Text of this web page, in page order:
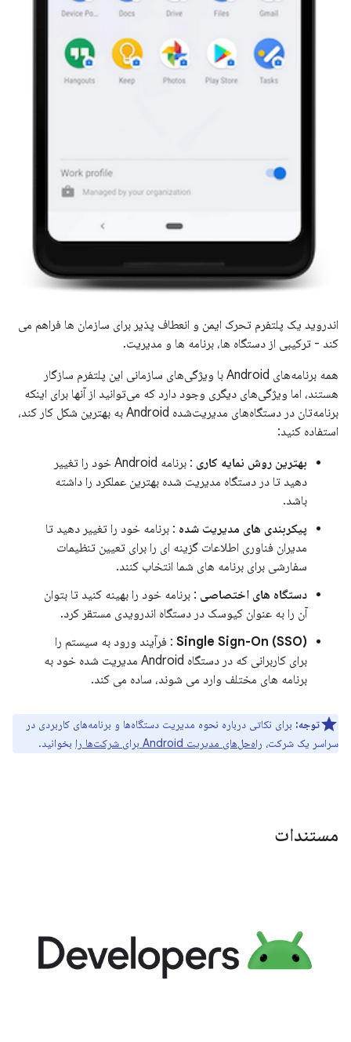
اندروید یک پلتفرم تحرک ایمن و انعطاف پذیر برای سازمان ها فراهم می
کند - ترکیبی از دستگاه ها، برنامه ها و مدیریت.
همه برنامه‌های Android با ویژگی‌های سازمانی این پلتفرم سازگار
هستند، اما ویژگی‌های دیگری وجود دارد که می‌توانید از آنها برای اینکه
برنامه‌تان در دستگاه‌های مدیریت‌شده Android به بهترین شکل کار کند،
استفاده کنید:
بهترین روش نمایه کاری
: برنامه Android خود را تغییر
دهید تا در دستگاه مدیریت شده بهترین عملکرد را داشته
باشد.
پیکربندی های مدیریت شده : برنامه خود را تغییر دهید تا
مدیران فناوری اطلاعات گزینه ای را برای تعیین تنظیمات
سفارشی برای برنامه های شما انتخاب کنند.
دستگاه های اختصاصی : برنامه خود را بهینه کنید تا بتوان
آن را به عنوان کیوسک در دستگاه اندرویدی مستقر کرد.
Single Sign-On (SSO) : فرآیند ورود به سیستم را
برای کاربرانی که در دستگاه Android مدیریت شده خود به
برنامه های مختلف وارد می شوند، ساده می کند.
توجه: برای نکاتی درباره نحوه مدیریت دستگاه‌ها و برنامه‌های کاربردی در
سراسر یک شرکت، راه‌حل‌های مدیریت Android برای شرکت‌ها را بخوانید.
مستندات